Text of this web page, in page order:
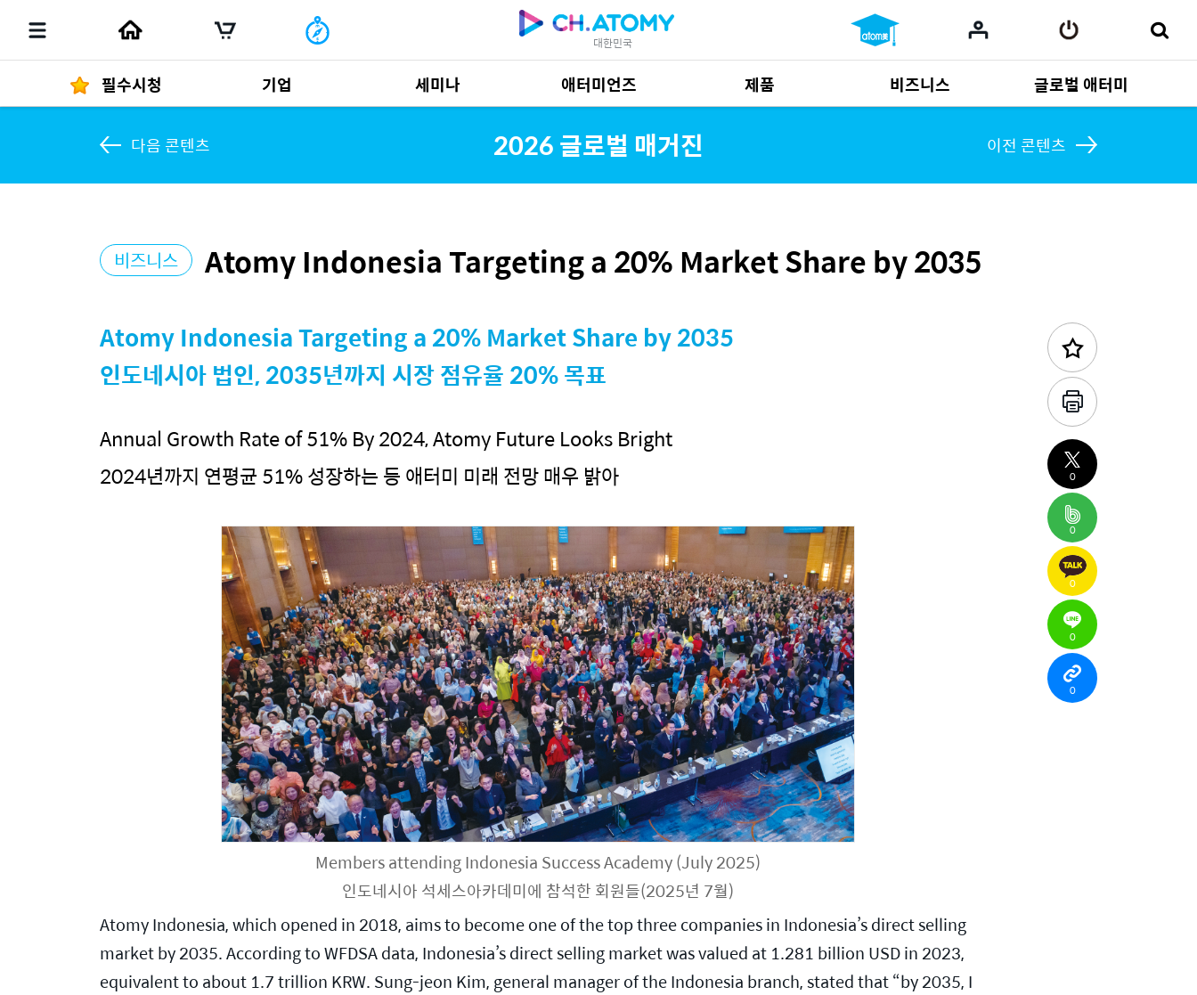
대한민국
필수시청 기업 세미나 애터미언즈 제품
제품 자료685
비즈니스
사업 자료165
글로벌 애터미
Multi-language
2026 글로벌 매거진 이전 콘텐츠
다음 콘텐츠
비즈니스 Atomy Indonesia Targeting a 20% Market Share by 2035
Atomy Indonesia Targeting a 20% Market Share by 2035
인도네시아 법인, 2035년까지 시장 점유율 20% 목표
Annual Growth Rate of 51% By 2024, Atomy Future Looks Bright
2024년까지 연평균 51% 성장하는 등 애터미 미래 전망 매우 밝아
Members attending Indonesia Success Academy (July 2025)
인도네시아 석세스아카데미에 참석한 회원들(2025년 7월)
Atomy Indonesia, which opened in 2018, aims to become one of the top three companies in Indonesia’s direct selling
market by 2035. According to WFDSA data, Indonesia’s direct selling market was valued at 1.281 billion USD in 2023,
equivalent to about 1.7 trillion KRW. Sung-jeon Kim, general manager of the Indonesia branch, stated that “by 2035, I